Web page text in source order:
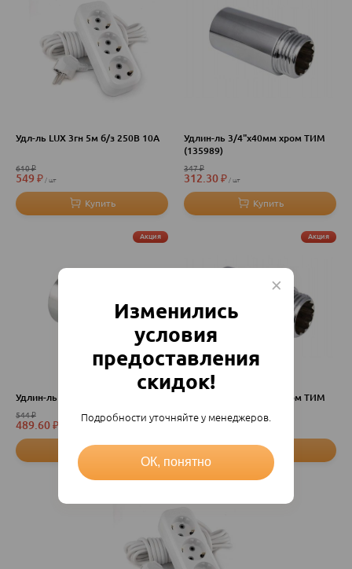
Удл-ль LUX 3гн 5м б/з 250В 10А
610₽
549₽ шт
Удлин-ль 3/4"х40мм хром ТИМ
(135989)
347₽
312.30₽ шт
Акция
Удлин-ль 3/4х 70мм хром
544₽
489.60₽
Акция
Удлин-ль 3/4"х20мм хром ТИМ
198 ₽
178.20 ₽
Изменились
условия
предоставления
скидок!
Подробности уточняйте у менеджеров.
ОК, понятно